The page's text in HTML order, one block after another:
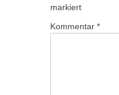
markiert
Kommentar *